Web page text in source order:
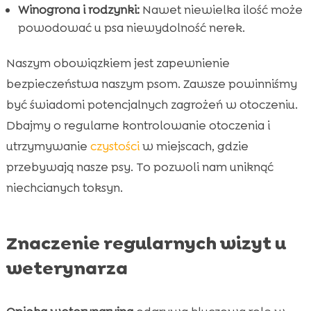
Winogrona i rodzynki:Nawet niewielka ilość może
powodować u psa niewydolność nerek.
Naszym obowiązkiem jest zapewnienie
bezpieczeństwa naszym psom. Zawsze powinniśmy
być świadomi potencjalnych zagrożeń w otoczeniu.
Dbajmy o regularne kontrolowanie otoczenia i
utrzymywanie czystościw miejscach, gdzie
przebywają nasze psy. To pozwoli nam uniknąć
niechcianych toksyn.
Znaczenie regularnych wizyt u
weterynarza